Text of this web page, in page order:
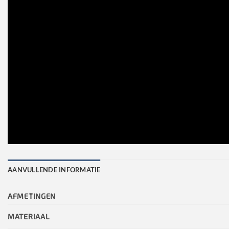
AANVULLENDE INFORMATIE
AFMETINGEN
MATERIAAL